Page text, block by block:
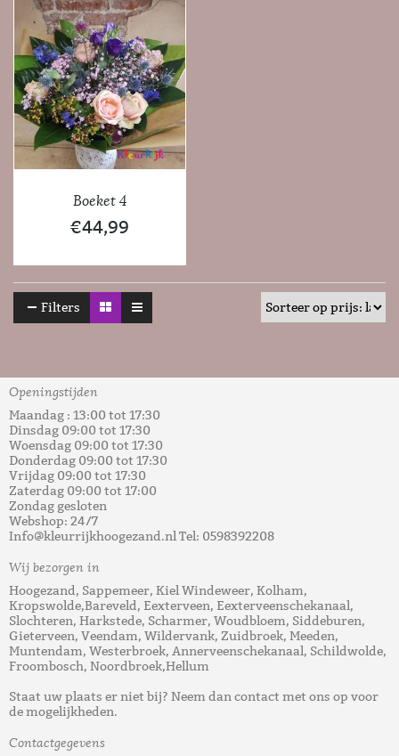
Boeket 4
€44,99
Filters
Openingstijden
Maandag : 13:00 tot 17:30
Dinsdag 09:00 tot 17:30
Woensdag 09:00 tot 17:30
Donderdag 09:00 tot 17:30
Vrijdag 09:00 tot 17:30
Zaterdag 09:00 tot 17:00
Zondag gesloten
Webshop: 24/7
Info@kleurrijkhoogezand.nl Tel: 0598392208
Wij bezorgen in
Hoogezand, Sappemeer, Kiel Windeweer, Kolham,
Kropswolde,Bareveld, Eexterveen, Eexterveenschekanaal,
Slochteren, Harkstede, Scharmer, Woudbloem, Siddeburen,
Gieterveen, Veendam, Wildervank, Zuidbroek, Meeden,
Muntendam, Westerbroek, Annerveenschekanaal, Schildwolde,
Froombosch, Noordbroek,Hellum
Staat uw plaats er niet bij? Neem dan contact met ons op voor
de mogelijkheden.
Contactgegevens